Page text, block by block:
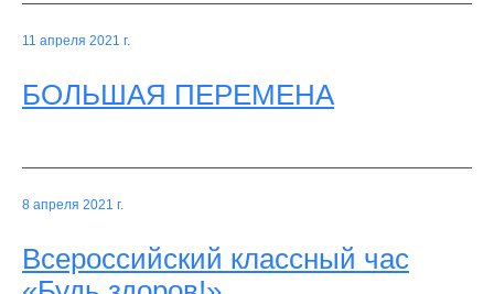
11 апреля 2021 г.
БОЛЬШАЯ ПЕРЕМЕНА
8 апреля 2021 г.
Всероссийский классный час